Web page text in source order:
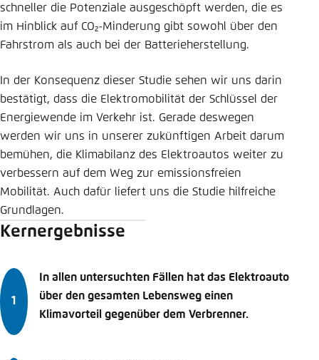
schneller die ­Potenziale aus­geschöpft werden, die es
im Hinblick auf ­CO₂-­Minderung gibt sowohl über den
Fahrstrom als auch bei der Batterieherstellung.
In der Konsequenz dieser Studie sehen wir uns darin
bestätigt, dass die Elektromobilität der Schlüssel der
Energiewende im Verkehr ist. Gerade deswegen
werden wir uns in unserer zukünftigen Arbeit darum
bemühen, die Klimabilanz des Elektroautos weiter zu
verbessern auf dem Weg zur emissionsfreien
Mobilität. Auch dafür liefert uns die Studie hilfreiche
Grundlagen.
Kernergebnisse
In allen untersuchten Fällen hat das Elektroauto
über den gesamten Lebensweg einen
Klimavorteil gegenüber dem Verbrenner.